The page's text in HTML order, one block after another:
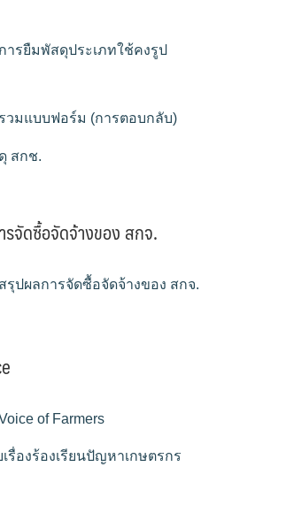
การยืมพัสดุประเภทใช้คงรูป
รวมแบบฟอร์ม (การตอบกลับ)
สกช.
จัดซื้อจัดจ้างของ สกจ.
สรุปผลการจัดซื้อจัดจ้างของ สกจ.
of Farmers
รื่องร้องเรียนปัญหาเกษตรกร